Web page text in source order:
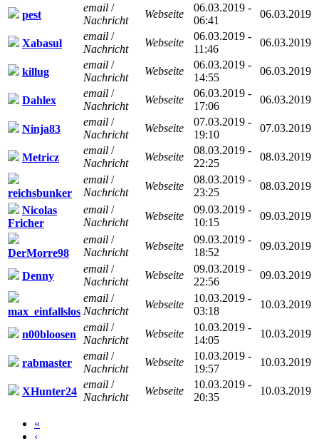
pest
email /
Nachricht
Webseite
06.03.2019 -
06:41
06.03.2019
Xabasul
email /
Nachricht
Webseite
06.03.2019 -
11:46
06.03.2019
killug
email /
Nachricht
Webseite
06.03.2019 -
14:55
06.03.2019
Dahlex
email /
Nachricht
Webseite
06.03.2019 -
17:06
06.03.2019
Ninja83
email /
Nachricht
Webseite
07.03.2019 -
19:10
07.03.2019
Metricz
email /
Nachricht
Webseite
08.03.2019 -
22:25
08.03.2019
reichsbunker
email /
Nachricht
Webseite
08.03.2019 -
23:25
08.03.2019
Nicolas
Fricher
email /
Nachricht
Webseite
09.03.2019 -
10:15
09.03.2019
DerMorre98
email /
Nachricht
Webseite
09.03.2019 -
18:52
09.03.2019
Denny
email /
Nachricht
Webseite
09.03.2019 -
22:56
09.03.2019
max_einfallslos
email /
Nachricht
Webseite
10.03.2019 -
03:18
10.03.2019
n00bloosen
email /
Nachricht
Webseite
10.03.2019 -
14:05
10.03.2019
rabmaster
email /
Nachricht
Webseite
10.03.2019 -
19:57
10.03.2019
XHunter24
email /
Nachricht
Webseite
10.03.2019 -
20:35
10.03.2019
«
‹